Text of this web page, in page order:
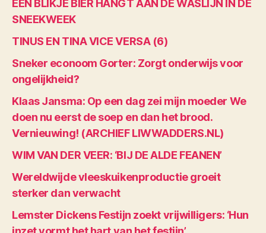
EEN BLIKJE BIER HANGT AAN DE WASLIJN IN DE
SNEEKWEEK
TINUS EN TINA VICE VERSA (6)
Sneker econoom Gorter: Zorgt onderwijs voor
ongelijkheid?
Klaas Jansma: Op een dag zei mijn moeder We
doen nu eerst de soep en dan het brood.
Vernieuwing! (ARCHIEF LIWWADDERS.NL)
WIM VAN DER VEER: ‘BIJ DE ALDE FEANEN’
Wereldwijde vleeskuikenproductie groeit
sterker dan verwacht
Lemster Dickens Festijn zoekt vrijwilligers: ‘Hun